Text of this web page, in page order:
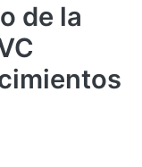
de la